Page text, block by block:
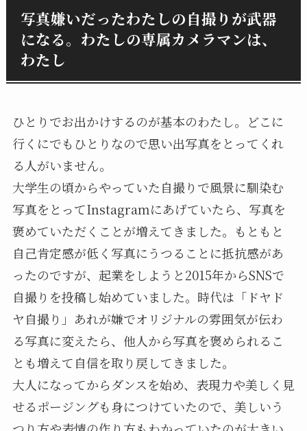
写真嫌いだったわたしの自撮りが武器
になる。わたしの専属カメラマンは、
わたし
ひとりでお出かけするのが基本のわたし。どこに
行くにでもひとりなので思い出写真をとってくれ
る人がいません。
大学生の頃からやっていた自撮りで風景に馴染む
写真をとってInstagramにあげていたら、写真を
褒めていただくことが増えてきました。もともと
自己肯定感が低く写真にうつることに抵抗感があ
ったのですが、起業をしようと2015年からSNSで
自撮りを投稿し始めていました。時代は「ドヤド
ヤ自撮り」あれが嫌でオリジナルの雰囲気が伝わ
る写真に変えたら、他人から写真を褒められるこ
とも増えて自信を取り戻してきました。
大人になってからダンスを始め、表現力や美しく見
せるポージングも身につけていたので、美しいう